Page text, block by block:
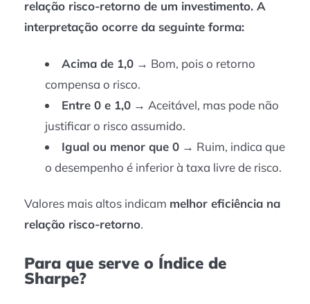
relação risco-retorno de um investimento. A
interpretação ocorre da seguinte forma:
Acima de 1,0 → Bom, pois o retorno
compensa o risco.
Entre 0 e 1,0 → Aceitável, mas pode não
justificar o risco assumido.
Igual ou menor que 0 → Ruim, indica que
o desempenho é inferior à taxa livre de risco.
Valores mais altos indicam melhor eficiência na
relação risco-retorno.
Para que serve o Índice de
Sharpe?